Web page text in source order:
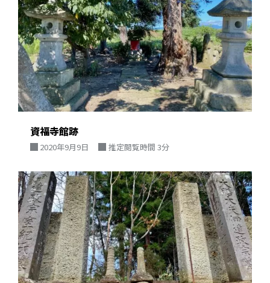
資福寺館跡
2020年9月9日 推定閲覧時間 3分